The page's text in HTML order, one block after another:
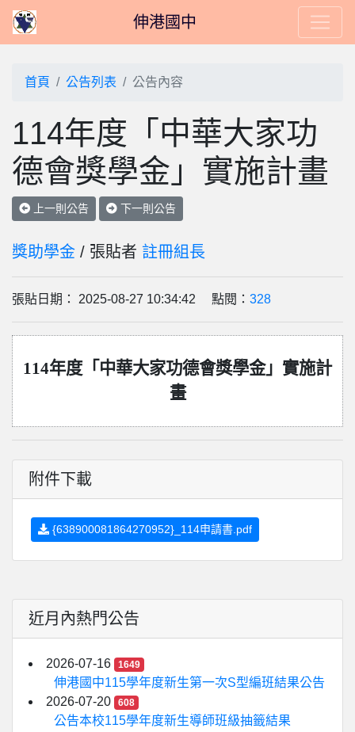
伸港國中
首頁 公告列表 公告內容
114年度「中華大家功
德會獎學金」實施計畫
上一則公告 下一則公告
獎助學金 / 張貼者 註冊組長
張貼日期： 2025-08-27 10:34:42 點閱： 328
114年度「中華大家功德會獎學金」實施計
畫
附件下載
{638900081864270952}_114申請書.pdf
近月內熱門公告
2026-07-16 1649
伸港國中115學年度新生第一次S型編班結果公告
2026-07-20
608
公告本校115學年度新生導師班級抽籤結果